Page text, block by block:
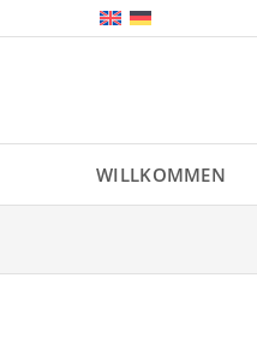
WILLKOMMEN